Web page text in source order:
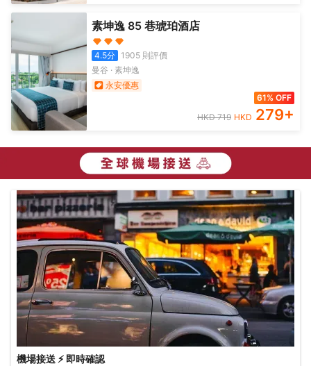
素坤逸 85 巷琥珀酒店
4.5分 1905則評價
曼谷 · 素坤逸
永安優惠
61% OFF
HKD719 HKD 279+
機場接送 ⚡ 即時確認